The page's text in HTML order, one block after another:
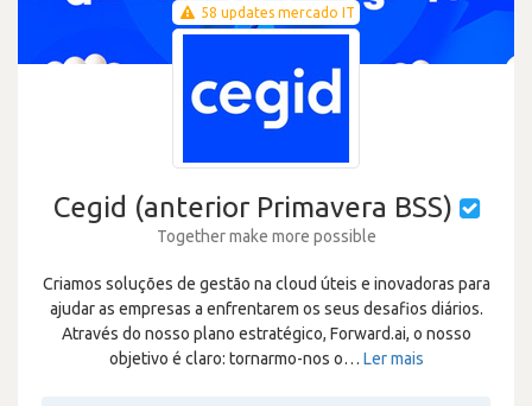
58 updates mercado IT
Cegid (anterior Primavera BSS)
Together make more possible
Criamos soluções de gestão na cloud úteis e inovadoras para
ajudar as empresas a enfrentarem os seus desafios diários.
Através do nosso plano estratégico, Forward.ai, o nosso
objetivo é claro: tornarmo-nos o… Ler mais